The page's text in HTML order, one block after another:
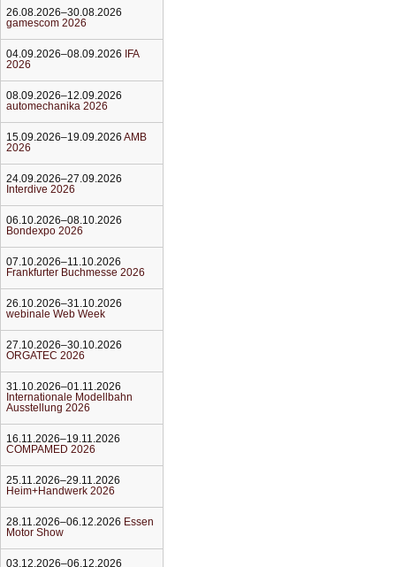
26.08.2026–30.08.2026
gamescom 2026
04.09.2026–08.09.2026
IFA
2026
08.09.2026–12.09.2026
automechanika 2026
15.09.2026–19.09.2026 AMB
2026
24.09.2026–27.09.2026
Interdive 2026
06.10.2026–08.10.2026
Bondexpo 2026
07.10.2026–11.10.2026
Frankfurter Buchmesse 2026
26.10.2026–31.10.2026
webinale Web Week
27.10.2026–30.10.2026
ORGATEC 2026
31.10.2026–01.11.2026
Internationale Modellbahn
Ausstellung 2026
16.11.2026–19.11.2026
COMPAMED 2026
25.11.2026–29.11.2026
Heim+Handwerk 2026
28.11.2026–06.12.2026 Essen
Motor Show
03.12.2026–06.12.2026